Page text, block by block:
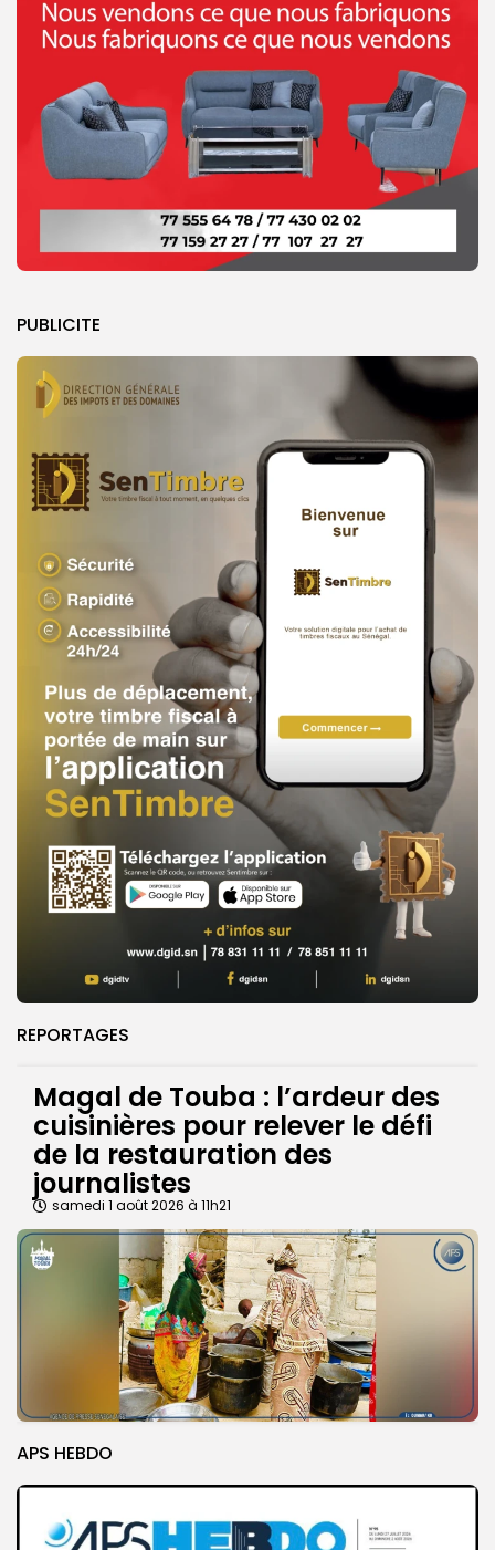
PUBLICITE
REPORTAGES
Magal de Touba : l’ardeur des
cuisinières pour relever le défi
de la restauration des
journalistes
samedi 1 août 2026 à 11h21
APS HEBDO